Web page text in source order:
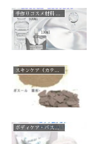
ボディケア・バスグッズ（カテゴリー一覧）